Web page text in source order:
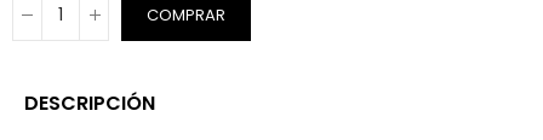
COMPRAR
DESCRIPCIÓN